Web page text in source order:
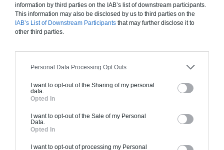
information by third parties on the IAB’s list of downstream participants.
This information may also be disclosed by us to third parties on the
IAB’s List of Downstream Participants that may further disclose it to
other third parties.
Personal Data Processing Opt Outs
I want to opt-out of the Sharing of my personal
data.
Opted In
I want to opt-out of the Sale of my Personal
Data.
Opted In
I want to opt-out of processing my Personal
Isolation thermique
faire les travaux nécessaires. Ces travaux sont éligibles à
aider à faire baisser la facture de vos travaux (exemple :
MaPrime Rénov’, aides de l’Anah, Prime énergie, TVA à
taux réduit, Eco prêt à taux zéro (PTZ)).
L’isolation thermiquepeut concerner une partie de la
maison (exemple : le sol et les murs) si le reste a déjà été
réalisé. Elle peut aussi concerner l’ensemble de la maison
si la toiture n’a jamais été isolée et que l’eau s’infiltre par